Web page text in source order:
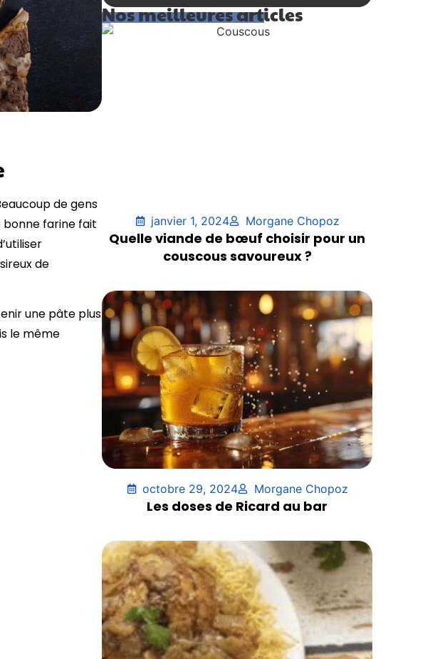
de gens
farine fait
de
une pâte plus
le même
Nos meilleures articles
janvier 1, 2024 Morgane Chopoz
Quelle viande de bœuf choisir pour un
couscous savoureux ?
octobre 29, 2024 Morgane Chopoz
Les doses de Ricard au bar